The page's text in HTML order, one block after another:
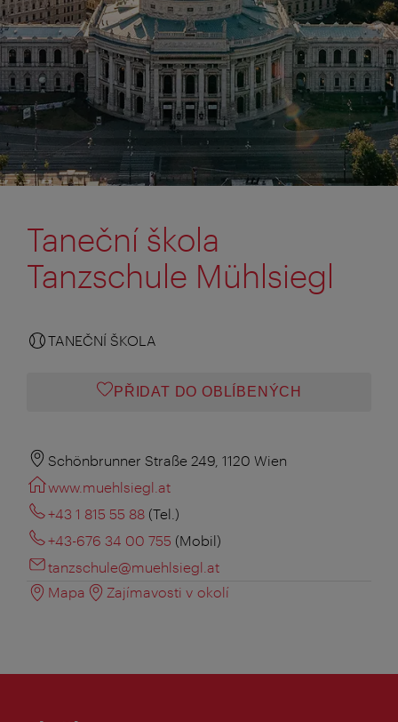
Taneční škola
Tanzschule Mühlsiegl
TANEČNÍ ŠKOLA
PŘIDAT DO OBLÍBENÝCH
Schönbrunner Straße 249, 1120 Wien
www.muehlsiegl.at
+43 1 815 55 88 (Tel.)
+43-676 34 00 755 (Mobil)
tanzschule@muehlsiegl.at
Mapa
Zajímavosti v okolí